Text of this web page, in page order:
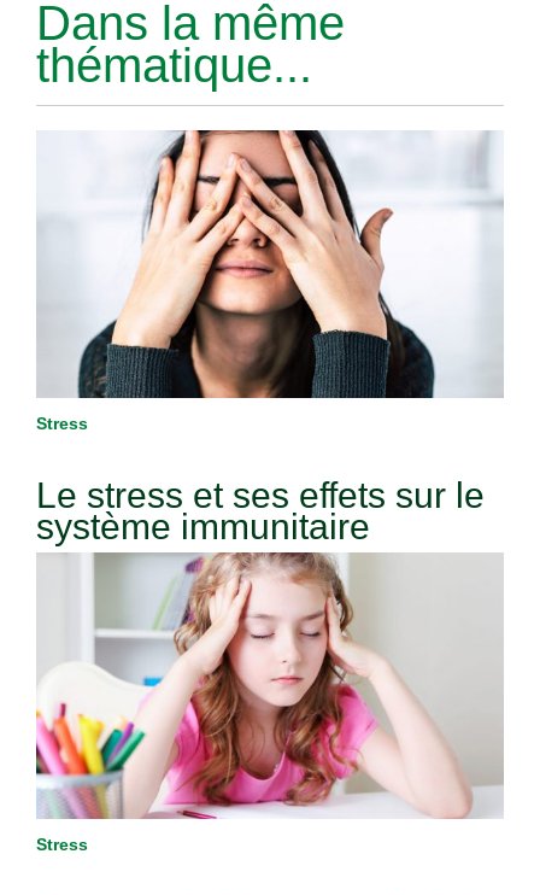
Dans la même
thématique...
Stress
Le stress et ses effets sur le
système immunitaire
Stress